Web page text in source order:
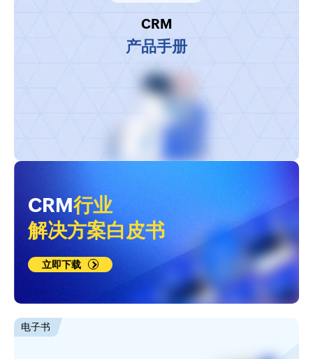
CRM
产品手册
CRM行业
解决方案白皮书
立即下载
电子书